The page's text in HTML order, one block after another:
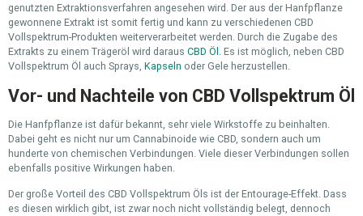
genutzten Extraktionsverfahren angesehen wird. Der aus der Hanfpflanze
gewonnene Extrakt ist somit fertig und kann zu verschiedenen CBD
Vollspektrum-Produkten weiterverarbeitet werden. Durch die Zugabe des
Extrakts zu einem Trägeröl wird daraus CBD Öl . Es ist möglich, neben CBD
Vollspektrum Öl auch Sprays, Kapseln oder Gele herzustellen.
Vor- und Nachteile von CBD Vollspektrum Öl
Die Hanfpflanze ist dafür bekannt, sehr viele Wirkstoffe zu beinhalten.
Dabei geht es nicht nur um Cannabinoide wie CBD, sondern auch um
hunderte von chemischen Verbindungen. Viele dieser Verbindungen sollen
ebenfalls positive Wirkungen haben.
Der große Vorteil des CBD Vollspektrum Öls ist der Entourage-Effekt. Dass
es diesen wirklich gibt, ist zwar noch nicht vollständig belegt, dennoch